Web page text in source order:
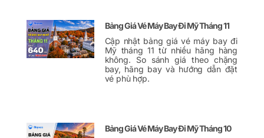
Bảng Giá Vé Máy Bay Đi Mỹ Tháng 11
Cập nhật bảng giá vé máy bay đi
Mỹ tháng 11 từ nhiều hãng hàng
không. So sánh giá theo chặng
bay, hãng bay và hướng dẫn đặt
vé phù hợp.
Bảng Giá Vé Máy Bay Đi Mỹ Tháng 10